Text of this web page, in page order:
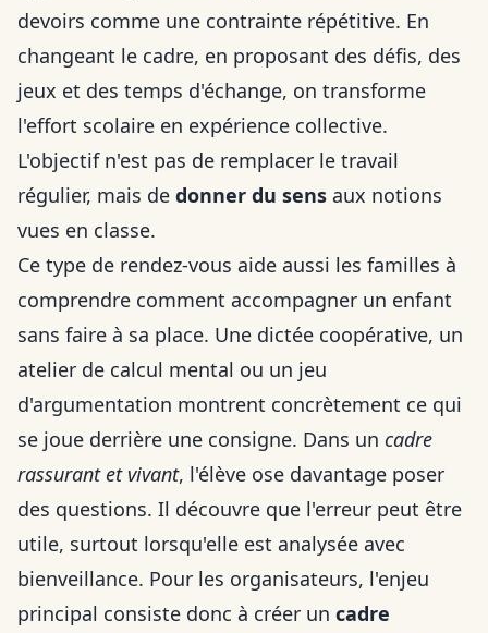
devoirs comme une contrainte répétitive. En
changeant le cadre, en proposant des défis, des
jeux et des temps d'échange, on transforme
l'effort scolaire en expérience collective.
L'objectif n'est pas de remplacer le travail
régulier, mais de donner du sens aux notions
vues en classe.
Ce type de rendez-vous aide aussi les familles à
comprendre comment accompagner un enfant
sans faire à sa place. Une dictée coopérative, un
atelier de calcul mental ou un jeu
d'argumentation montrent concrètement ce qui
se joue derrière une consigne. Dans un cadre
rassurant et vivant, l'élève ose davantage poser
des questions. Il découvre que l'erreur peut être
utile, surtout lorsqu'elle est analysée avec
bienveillance. Pour les organisateurs, l'enjeu
principal consiste donc à créer un cadre